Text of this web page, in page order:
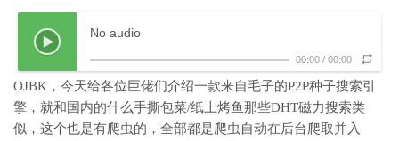
No audio
00:00 / 00:00
OJBK，今天给各位巨佬们介绍一款来自毛子的P2P种子搜索引
擎，就和国内的什么手撕包菜/纸上烤鱼那些DHT磁力搜索类
似，这个也是有爬虫的，全部都是爬虫自动在后台爬取并入